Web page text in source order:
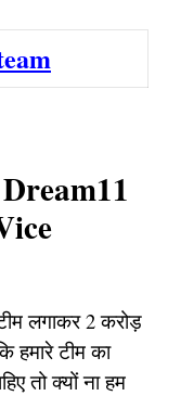
लगाकर 2 करोड़
हमारे टीम का
तो क्यों ना हम